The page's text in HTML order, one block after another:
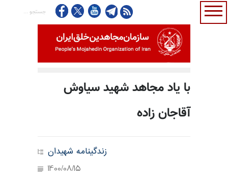
با یاد مجاهد شهید سیاوش
آقاجان زاده
زندگینامه شهیدان
1400/08/15